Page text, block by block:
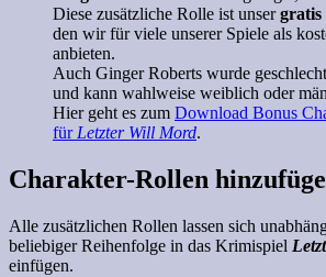
Diese zusätzliche Rolle ist unsergratis
den wir für viele unserer Spiele als
anbieten.
Auch Ginger Roberts wurde
und kann wahlweise weiblich oder
Hier geht es zum Download Bonus
für Letzter Will Mord.
Charakter-Rollen
Alle zusätzlichen Rollen lassen sich
beliebiger Reihenfolge in das Krimispiel
einfügen.